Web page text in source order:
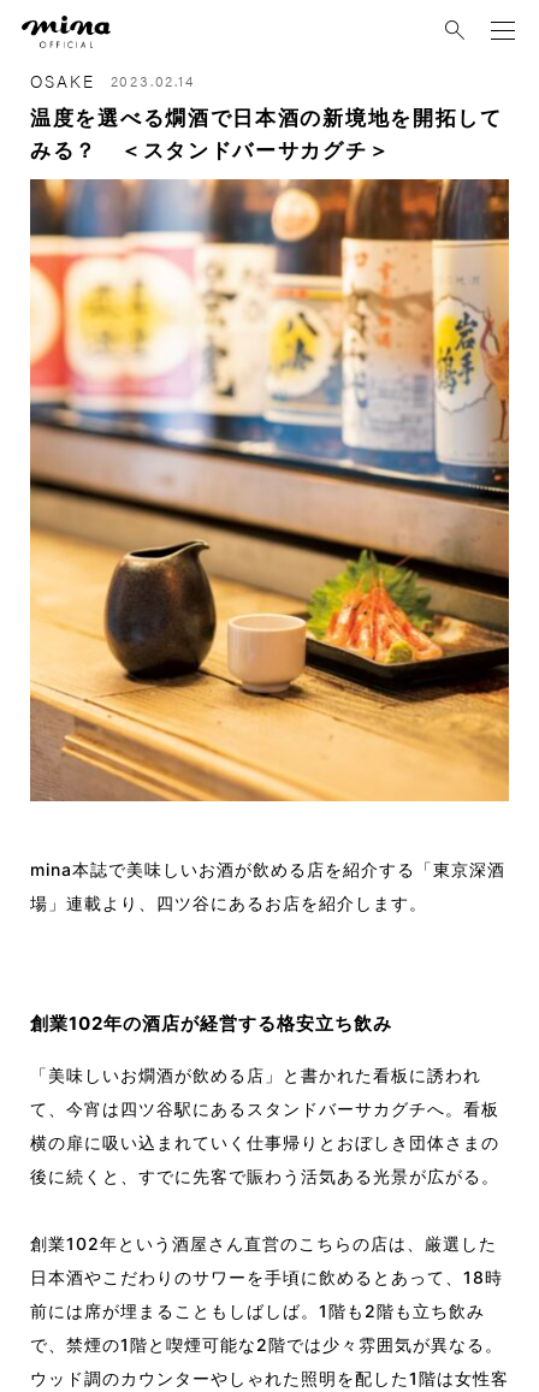
OSAKE 2023.02.14
温度を選べる燗酒で日本酒の新境地を開拓して
みる？ ＜スタンドバーサカグチ＞
mina本誌で美味しいお酒が飲める店を紹介する「東京深酒
場」連載より、四ツ谷にあるお店を紹介します。
創業102年の酒店が経営する格安立ち飲み
「美味しいお燗酒が飲める店」と書かれた看板に誘われ
て、今宵は四ツ谷駅にあるスタンドバーサカグチへ。看板
横の扉に吸い込まれていく仕事帰りとおぼしき団体さまの
後に続くと、すでに先客で賑わう活気ある光景が広がる。
創業102年という酒屋さん直営のこちらの店は、厳選した
日本酒やこだわりのサワーを手頃に飲めるとあって、18時
前には席が埋まることもしばしば。1階も2階も立ち飲み
で、禁煙の1階と喫煙可能な2階では少々雰囲気が異なる。
ウッド調のカウンターやしゃれた照明を配した1階は女性客